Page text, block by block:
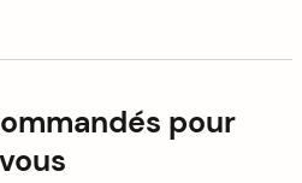
pour
vous